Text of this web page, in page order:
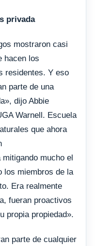
privada
mostraron casi
hacen los
residentes. Y eso
parte de una
dijo Abbie
Warnell. Escuela
que ahora
mucho el
los miembros de la
Era realmente
fueran proactivos
propia propiedad».
parte de cualquier